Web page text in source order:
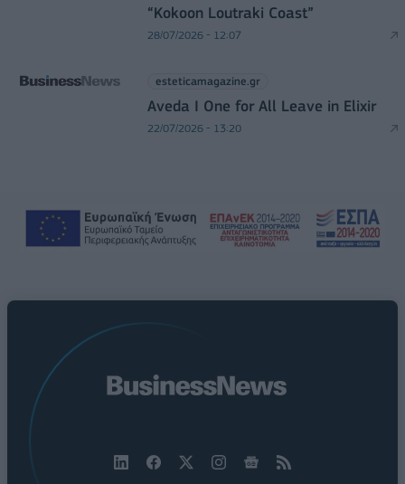
“Kokoon Loutraki Coast”
28/07/2026 - 12:07
esteticamagazine.gr
Aveda I One for All Leave in Elixir
22/07/2026 - 13:20